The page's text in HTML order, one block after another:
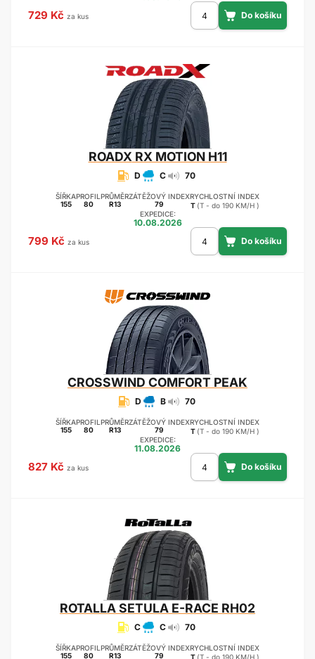
729 Kč za kus
ROADX RX MOTION H11
D C 70
ŠÍŘKA
155
PROFIL
80
PRŮMĚR
R13
ZÁTĚŽOVÝ INDEX
79
RYCHLOSTNÍ INDEX
T (T - do 190 KM/H )
EXPEDICE:
10.08.2026
799 Kč za kus
CROSSWIND COMFORT PEAK
D B 70
ŠÍŘKA
155
PROFIL
80
PRŮMĚR
R13
ZÁTĚŽOVÝ INDEX
79
RYCHLOSTNÍ INDEX
T (T - do 190 KM/H )
EXPEDICE:
11.08.2026
827 Kč za kus
ROTALLASETULA E-RACE RH02
C C 70
ŠÍŘKA
155
PROFIL
80
PRŮMĚR
R13
ZÁTĚŽOVÝ INDEX
79
RYCHLOSTNÍ INDEX
T (T - do 190 KM/H )